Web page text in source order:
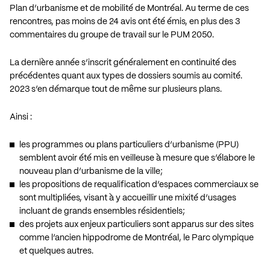
Plan d’urbanisme et de mobilité de Montréal. Au terme de ces
rencontres, pas moins de 24 avis ont été émis, en plus des 3
commentaires du groupe de travail sur le PUM 2050.
La dernière année s’inscrit généralement en continuité des
précédentes quant aux types de dossiers soumis au comité.
2023 s’en démarque tout de même sur plusieurs plans.
Ainsi :
les programmes ou plans particuliers d’urbanisme (PPU)
semblent avoir été mis en veilleuse à mesure que s’élabore le
nouveau plan d’urbanisme de la ville;
les propositions de requalification d’espaces commerciaux se
sont multipliées, visant à y accueillir une mixité d’usages
incluant de grands ensembles résidentiels;
des projets aux enjeux particuliers sont apparus sur des sites
comme l’ancien hippodrome de Montréal, le Parc olympique
et quelques autres.